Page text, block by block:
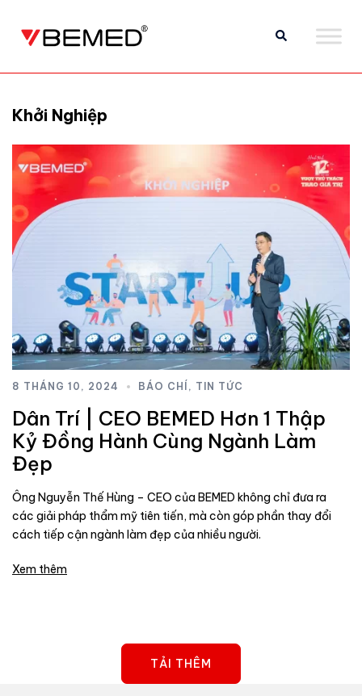
Khởi Nghiệp
8 THÁNG 10, 2024 BÁO CHÍ , TIN TỨC
Dân Trí | CEO BEMED Hơn 1 Thập
Kỷ Đồng Hành Cùng Ngành Làm
Đẹp
Ông Nguyễn Thế Hùng – CEO của BEMED không chỉ đưa ra
các giải pháp thẩm mỹ tiên tiến, mà còn góp phần thay đổi
cách tiếp cận ngành làm đẹp của nhiều người.
Xem thêm
TẢI THÊM